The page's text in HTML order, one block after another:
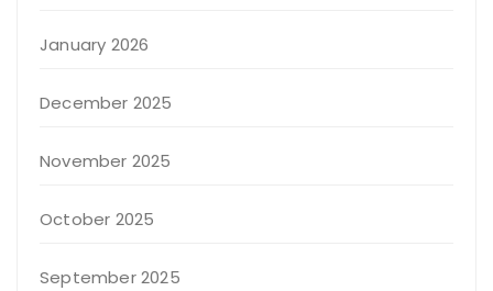
January 2026
December 2025
November 2025
October 2025
September 2025